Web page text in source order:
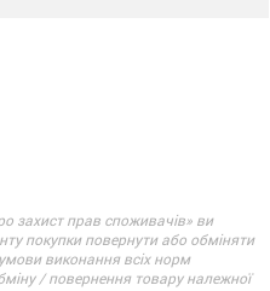
захист прав споживачів» ви
покупки повернути або обміняти
виконання всіх норм
/ повернення товару належної